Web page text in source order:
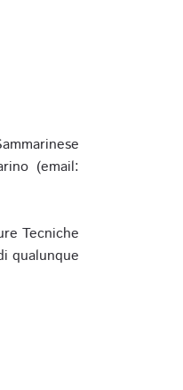
(email:
Tecniche
qualunque